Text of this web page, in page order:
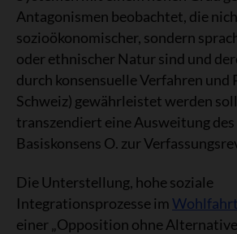
Antagonismen beobachtet, die
sozioökonomischer, sondern
oder ethnischer Natur sind und
durch konsensuelle Verfahren und
Schweiz) gewährleistet werden
transzendiert eine Ausweitung
Basiskonsens O. zur
Die Unterstellung, hohe soziale
Integrationsprozesse im
einer „Opposition ohne